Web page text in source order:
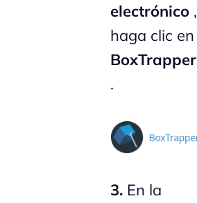
electrónico ,
haga clic en
BoxTrapper
.
3. En la